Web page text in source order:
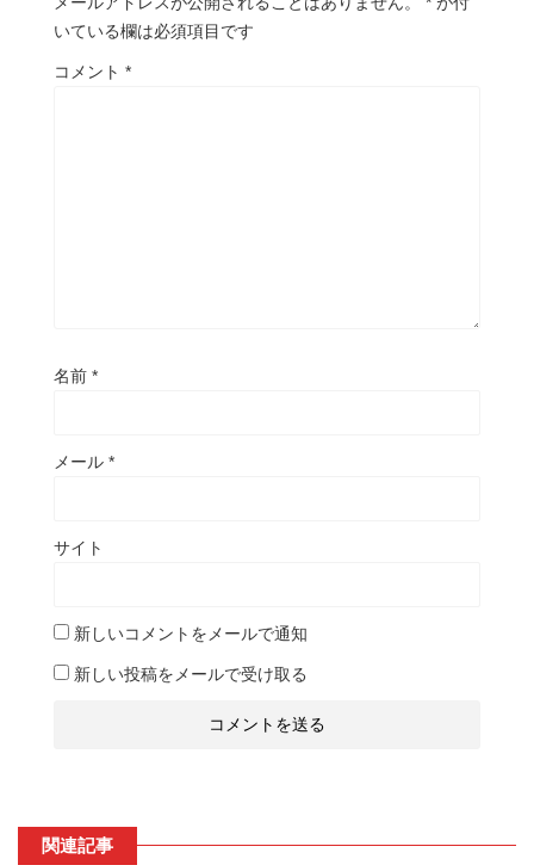
いている欄は必須項目です
コメント *
名前 *
メール *
サイト
新しいコメントをメールで通知
新しい投稿をメールで受け取る
関連記事